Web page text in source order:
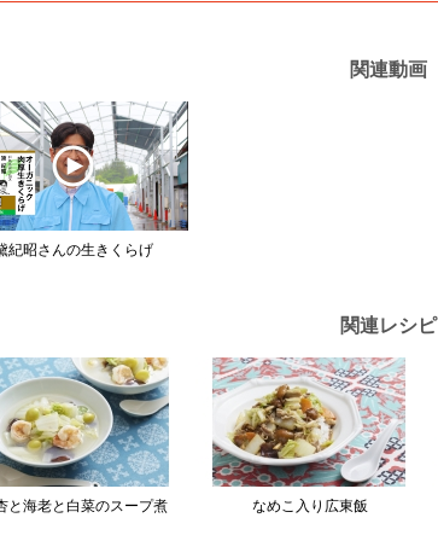
関連動画
紀昭さんの生きくらげ
関連レシピ
と海老と白菜のスープ煮 なめこ入り広東飯